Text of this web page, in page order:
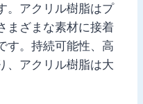
。アクリル樹脂はプ
まざまな素材に接着
す。持続可能性、高
、アクリル樹脂は大